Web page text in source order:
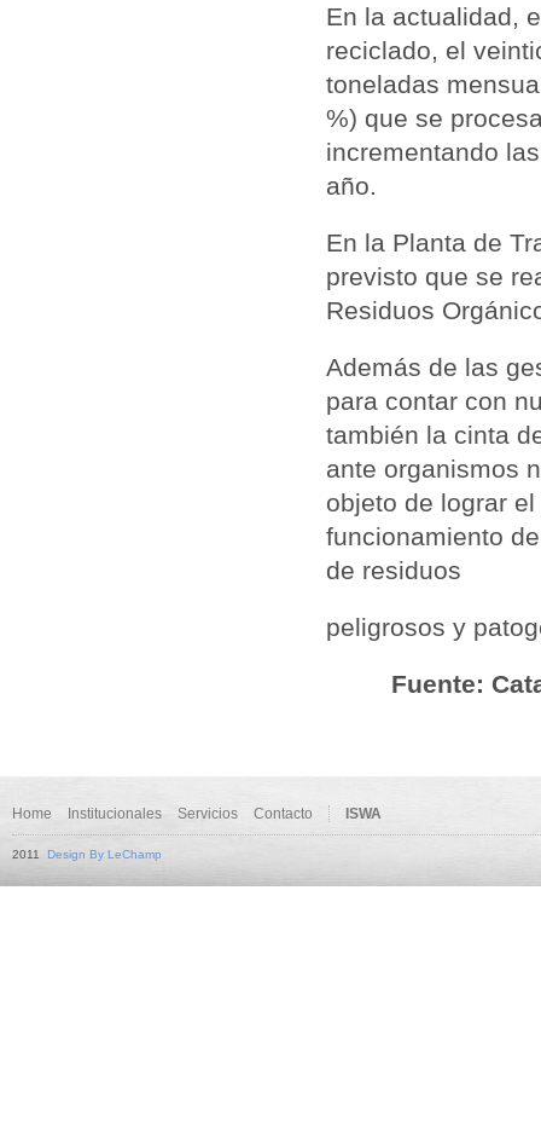
En la actualidad,
reciclado, el
toneladas
%) que se
incrementando
año.
En la Planta de
previsto que se
Residuos
Además de las
para contar con
también la cinta
ante organismos
objeto de lograr
funcionamiento
de residuos
peligrosos y
Fuente:
Home Institucionales Servicios Contacto ISWA
2011 Design By LeChamp